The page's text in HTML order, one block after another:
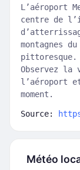
L’aéroport
centre de
montagnes
pittoresque.
Observez
l’aéroport
moment.
Source:
Météo